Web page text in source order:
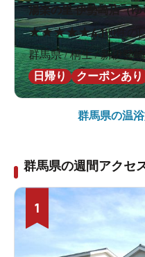
湯楽の里 伊勢崎店（
★★★★★4.180件の
群馬県 / 桐生 / 新伊勢崎
日帰り
クーポンあり
群馬県の温
群馬県の週間アクセ
1